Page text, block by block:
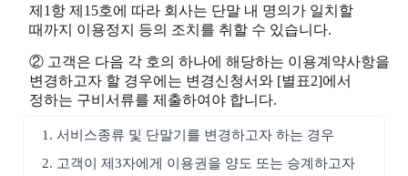
제1항 제15호에 따라 회사는 단말 내 명의가 일치할
때까지 이용정지 등의 조치를 취할 수 있습니다.
② 고객은 다음 각 호의 하나에 해당하는 이용계약사항을
변경하고자 할 경우에는 변경신청서와 [별표2]에서
정하는 구비서류를 제출하여야 합니다.
1. 서비스종류 및 단말기를 변경하고자 하는 경우
2. 고객이 제3자에게 이용권을 양도 또는 승계하고자